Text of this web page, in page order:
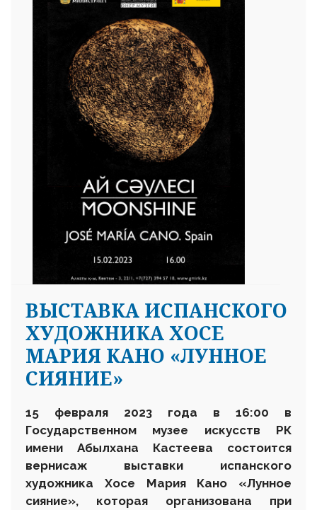
ВЫСТАВКА ИСПАНСКОГО
ХУДОЖНИКА ХОСЕ
МАРИЯ КАНО «ЛУННОЕ
СИЯНИЕ»
15 февраля 2023 года в 16:00 в
Государственном музее искусств РК
имени Абылхана Кастеева состоится
вернисаж выставки испанского
художника Хосе Мария Кано «Лунное
сияние», которая организована при